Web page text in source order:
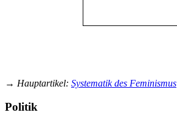
→ Hauptartikel: Systematik des Feminismus
Politik